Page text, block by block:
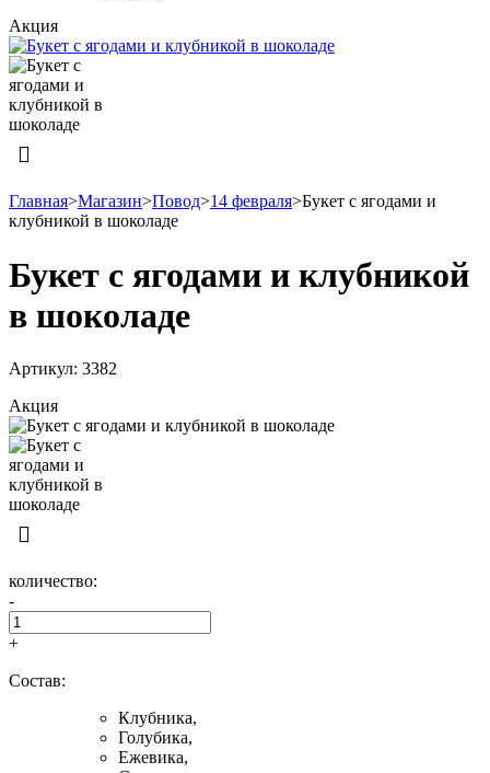
Акция
Главная>Магазин>Повод>14 февраля>Букет с ягодами и
клубникой в шоколаде
Букет с ягодами и клубникой
в шоколаде
Артикул: 3382
Акция
количество:
-
+
Состав:
Клубника,
Голубика,
Ежевика,